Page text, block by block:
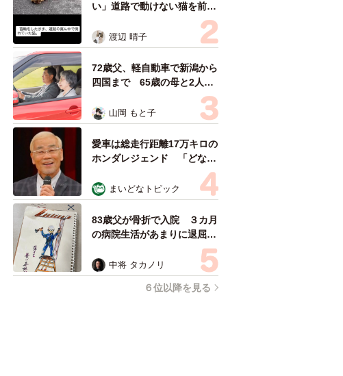
い」道路で動けない猫を前に
返された一言… 懸命に生き
ようとした4日間 「命の重
さはみんな同じ」保護団体代
表の訴え
渡辺 晴子
72歳父、軽自動車で新潟から
四国まで 65歳の母と2人で
3泊4日の旅 パーキングの休
憩まで分刻み… 「大学生で
も組まねえよ！」
山岡 もと子
愛車は総走行距離17万キロの
ホンダレジェンド 「どなた
か欲しい方が居たら」 大御
所漫才師が譲渡の意向
まいどなトピック
83歳父が骨折で入院 ３カ月
の病院生活があまりに退屈で
「画用紙と色鉛筆持ってこ
い！」→スケッチブックを見
た家族が仰天「これ、売れま
中将 タカノリ
６位以降を見る